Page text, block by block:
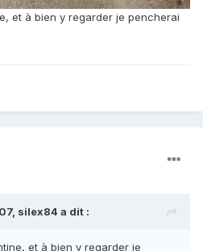
et à bien y regarder je pencherai
silex84 a dit :
et à bien y regarder je